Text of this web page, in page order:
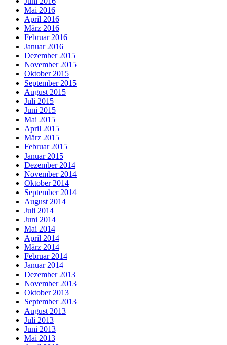
Mai 2016
April 2016
März 2016
Februar 2016
Januar 2016
Dezember 2015
November 2015
Oktober 2015
September 2015
August 2015
Juli 2015
Juni 2015
Mai 2015
April 2015
März 2015
Februar 2015
Januar 2015
Dezember 2014
November 2014
Oktober 2014
September 2014
August 2014
Juli 2014
Juni 2014
Mai 2014
April 2014
März 2014
Februar 2014
Januar 2014
Dezember 2013
November 2013
Oktober 2013
September 2013
August 2013
Juli 2013
Juni 2013
Mai 2013